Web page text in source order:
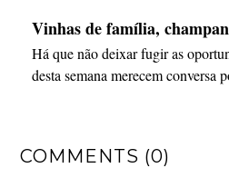
Vinhas de família,
Há que não deixar fugir as
desta semana merecem conversa
COMMENTS (0)